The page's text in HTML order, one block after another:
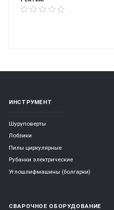
ИНСТРУМЕНТ
Шуруповерты
Лобзики
Пилы циркулярные
Рубанки электрические
Углошлифмашины (болгарки)
СВАРОЧНОЕ ОБОРУДОВАНИЕ